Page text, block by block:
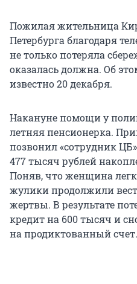
Пожилая жительница
Петербурга благодаря
не только потеряла
оказалась должна. Об
известно 20 декабря.
Накануне помощи у
летняя пенсионерка.
позвонил «сотрудник
477 тысяч рублей
Поняв, что женщина
жулики продолжили
жертвы. В результате
кредит на 600 тысяч и
на продиктованный счет.